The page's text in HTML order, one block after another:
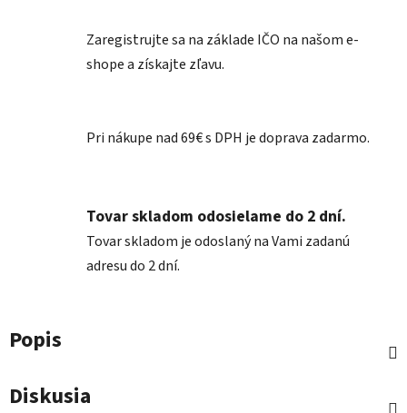
Zaregistrujte sa na základe IČO na našom e-
shope a získajte zľavu.
Pri nákupe nad 69€ s DPH je doprava zadarmo.
Tovar skladom odosielame do 2 dní.
Tovar skladom je odoslaný na Vami zadanú
adresu do 2 dní.
Popis
Diskusia